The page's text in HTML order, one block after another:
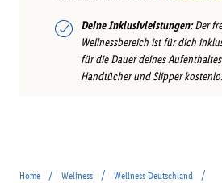
Deine Inklusivleistungen:Der
Wellnessbereich ist für dich
für die Dauer deines
Handtücher und Slipper
Home / Wellness / Wellness Deutschland /